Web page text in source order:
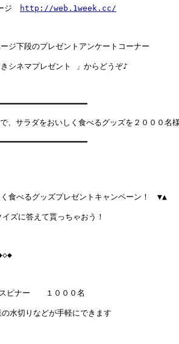
ジ
http://web.1week.cc/
ジ下段のプレゼントアンケートコーナー
プレゼント 」からどうぞ♪
、サラダをおいしく食べるグッズを２０００名
食べるグッズプレゼントキャンペーン！　▼▲
貰っちゃおう！
ー　　１０００名
が手軽にできます